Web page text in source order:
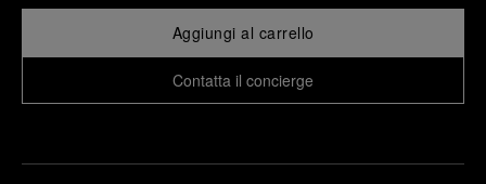
Aggiungi al carrello
Contatta il concierge